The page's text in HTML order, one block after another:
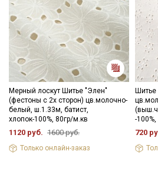
Мерный лоскут Шитье "Элен"
(фестоны с 2х сторон) цв.молочно-
белый, ш.1.33м, батист,
хлопок-100%, 80гр/м.кв
1120 руб. 1600 руб.
Только онлайн-заказ
Шитье
-
720
Секретная рассылка от
Мы публикуем здесь
промокоды и скидки до
категории
Электронная почта